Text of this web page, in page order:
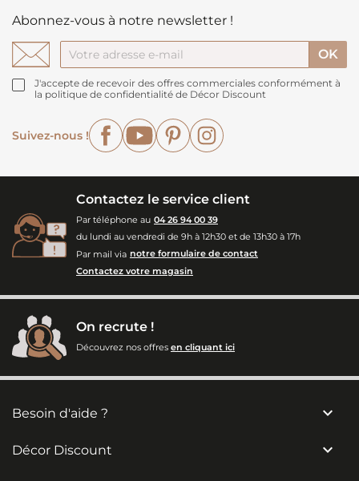
Abonnez-vous à notre newsletter !
J'accepte de recevoir des offres commerciales conformément à
la politique de confidentialité de Décor Discount
Suivez-nous !
FacebookYouTubePinterest
Contactez le service client
Par téléphone au 04 26 94 00 39
du lundi au vendredi de 9h à 12h30 et de 13h30 à 17h
Par mail via notre formulaire de contact
Contactez votre magasin
On recrute !
Découvrez nos offres en cliquant ici
Besoin d'aide ? 
Décor Discount 